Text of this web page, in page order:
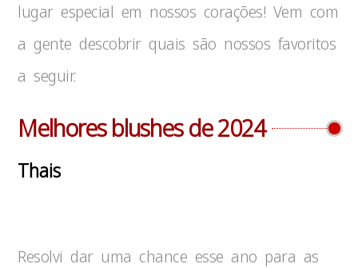
lugar especial em nossos corações! Vem com
a gente descobrir quais são nossos favoritos
a seguir.
Melhores blushes de 2024
Thais
Resolvi dar uma chance esse ano para as